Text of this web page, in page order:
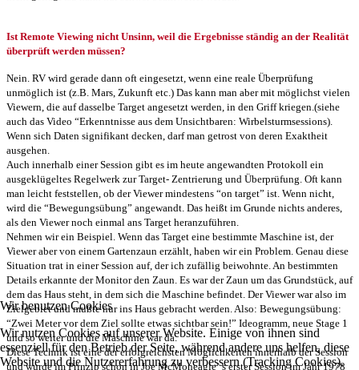
Ist Remote Viewing nicht Unsinn, weil die Ergebnisse ständig an der Realität
überprüft werden müssen?
Nein. RV wird gerade dann oft eingesetzt, wenn eine reale Überprüfung
unmöglich ist (z.B. Mars, Zukunft etc.) Das kann man aber mit möglichst vielen
Viewern, die auf dasselbe Target angesetzt werden, in den Griff kriegen.(siehe
auch das Video “Erkenntnisse aus dem Unsichtbaren: Wirbelsturmsessions).
Wenn sich Daten signifikant decken, darf man getrost von deren Exaktheit
ausgehen.
Auch innerhalb einer Session gibt es im heute angewandten Protokoll ein
ausgeklügeltes Regelwerk zur Target- Zentrierung und Überprüfung. Oft kann
man leicht feststellen, ob der Viewer mindestens “on target” ist. Wenn nicht,
wird die “Bewegungsübung” angewandt. Das heißt im Grunde nichts anderes,
als den Viewer noch einmal ans Target heranzuführen.
Nehmen wir ein Beispiel. Wenn das Target eine bestimmte Maschine ist, der
Viewer aber von einem Gartenzaun erzählt, haben wir ein Problem. Genau diese
Situation trat in einer Session auf, der ich zufällig beiwohnte. An bestimmten
Details erkannte der Monitor den Zaun. Es war der Zaun um das Grundstück, auf
dem das Haus steht, in dem sich die Maschine befindet. Der Viewer war also im
Zielgebiet und mußte nur ins Haus gebracht werden. Also: Bewegungsübung:
“Zwei Meter vor dem Ziel sollte etwas sichtbar sein!” Ideogramm, neue Stage 1
und so weiter und die Maschine war da.
Diese Technik ist eine der erfolgreichsten Möglichkeiten innerhalb der Session
und wurde im Prinzip schon in Joe McMoneagle` s erster Session im Jahr 1978
Wir benutzen Cookies
Wir nutzen Cookies auf unserer Website. Einige von ihnen sind
essenziell für den Betrieb der Seite, während andere uns helfen, diese
Website und die Nutzererfahrung zu verbessern (Tracking Cookies).